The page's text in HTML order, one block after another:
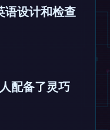
语设计和检查
配备了灵巧